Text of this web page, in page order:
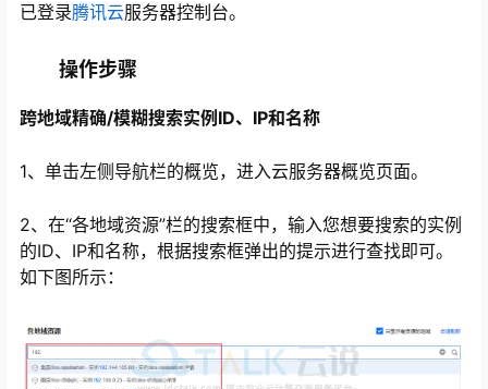
已登录腾讯云服务器控制台。
操作步骤
跨地域精确/模糊搜索实例ID、IP和名称
1、单击左侧导航栏的概览，进入云服务器概览页面。
2、在“各地域资源”栏的搜索框中，输入您想要搜索的实例
的ID、IP和名称，根据搜索框弹出的提示进行查找即可。
如下图所示：